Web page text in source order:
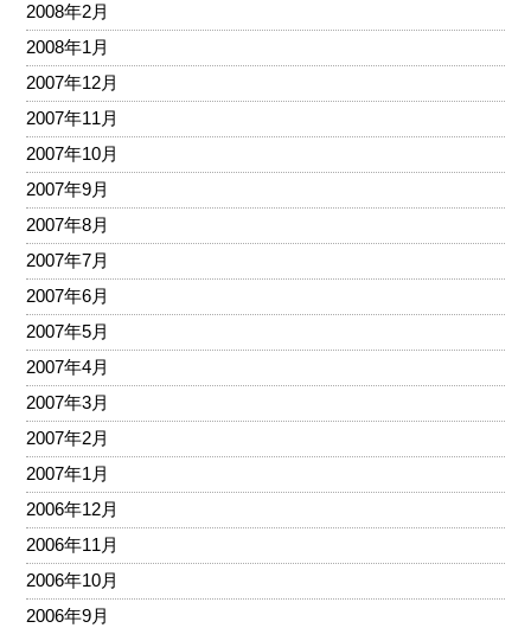
2008年2月
2008年1月
2007年12月
2007年11月
2007年10月
2007年9月
2007年8月
2007年7月
2007年6月
2007年5月
2007年4月
2007年3月
2007年2月
2007年1月
2006年12月
2006年11月
2006年10月
2006年9月